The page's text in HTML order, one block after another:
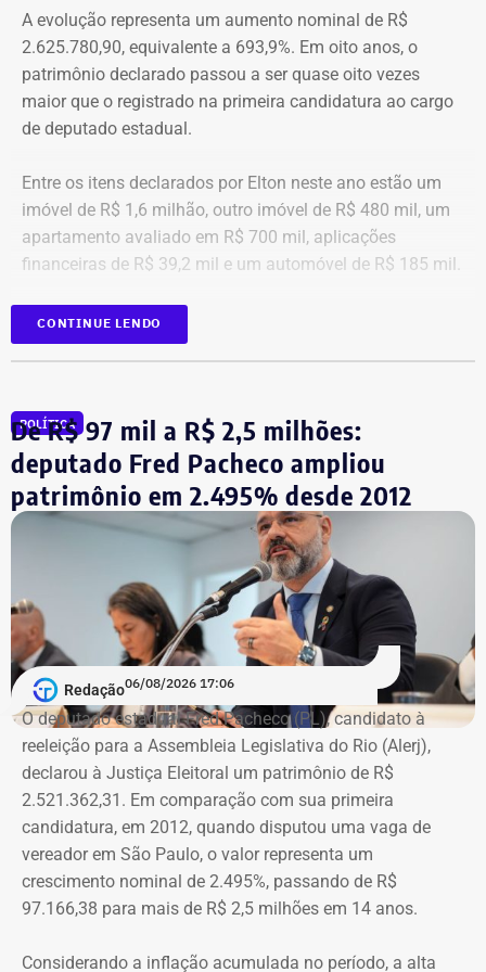
primeiro é o temor de continuar viva e estar ao lado do
agressor. E o outro é o que vai acontecer com ela depois
que a denúncia for feita. Afinal, há o receio que alguma
brecha legal permita que o agressor, de alguma forma,
fique impune”, comenta.
Passados oito anos após as agrssões se tornarem
públicas nacionalmente, Cristiane cita qual o principal
item que acredita ser necessário que as autoridades
tenham mais rigor.
“A Lei Maria da Penha é muito boa. Eu fui salva graças a
acionar o botão do pânico, não há uma equipe policial
que atue para fiscalizar se o agressor, de fato, está
próximo da vítima e, consequentemente, sofra a punição
por ter violado alguma medida protetiva, por exemplo.
Além disso, também penso que deveria ter mais preparo
com as pessoas que trabalhem na linha de frente desse
combate. Ou seja, juízes, assistentes sociais e psicólogos
que atuem com as mulheres que são vítimas de
agressões”, argumentou.
A atriz foi a primeira mulher a receber o benefício do
“botão do pânico”, ferramenta criada em 2019 pela
Polícia Militar do Rio. O objeto é conectado a uma
tornozeleira eletrônica usada pelo agressor. Em caso de
aproximação, a central de monitoramento é acionada e
entra em contato com a vítima e o agressor por telefone.
A evolução representa um aumento nominal de R$
2.625.780,90, equivalente a 693,9%. Em oito anos, o
patrimônio declarado passou a ser quase oito vezes
maior que o registrado na primeira candidatura ao cargo
de deputado estadual.
Entre os itens declarados por Elton neste ano estão um
imóvel de R$ 1,6 milhão, outro imóvel de R$ 480 mil, um
apartamento avaliado em R$ 700 mil, aplicações
financeiras de R$ 39,2 mil e um automóvel de R$ 185 mil.
Na declaração apresentada em 2018, quando terminou a
eleição como suplente, Elton Cristo informou possuir três
veículos, um consórcio não contemplado e depósitos em
conta corrente, totalizando R$ 378,4 mil.
Quatro anos depois, nas eleições de 2022, quando voltou
a disputar uma vaga na Assembleia Legislativa (Alerj) e
novamente ficou como suplente, o patrimônio declarado
saltou para R$ 1.658.540,00. Na ocasião, os bens
CONTINUE LENDO
POLÍTICA
De R$ 97 mil a R$ 2,5 milhões:
deputado Fred Pacheco ampliou
patrimônio em 2.495% desde 2012
Redação06/08/2026 17:06
O deputado estadual Fred Pacheco (PL), candidato à
reeleição para a Assembleia Legislativa do Rio (Alerj),
declarou à Justiça Eleitoral um patrimônio de R$
2.521.362,31. Em comparação com sua primeira
candidatura, em 2012, quando disputou uma vaga de
vereador em São Paulo, o valor representa um
crescimento nominal de 2.495%, passando de R$
97.166,38 para mais de R$ 2,5 milhões em 14 anos.
Considerando a inflação acumulada no período, a alta